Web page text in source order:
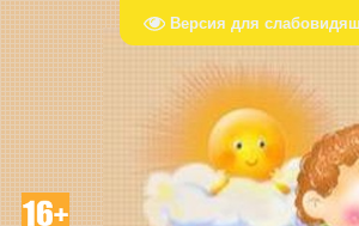
Версия для